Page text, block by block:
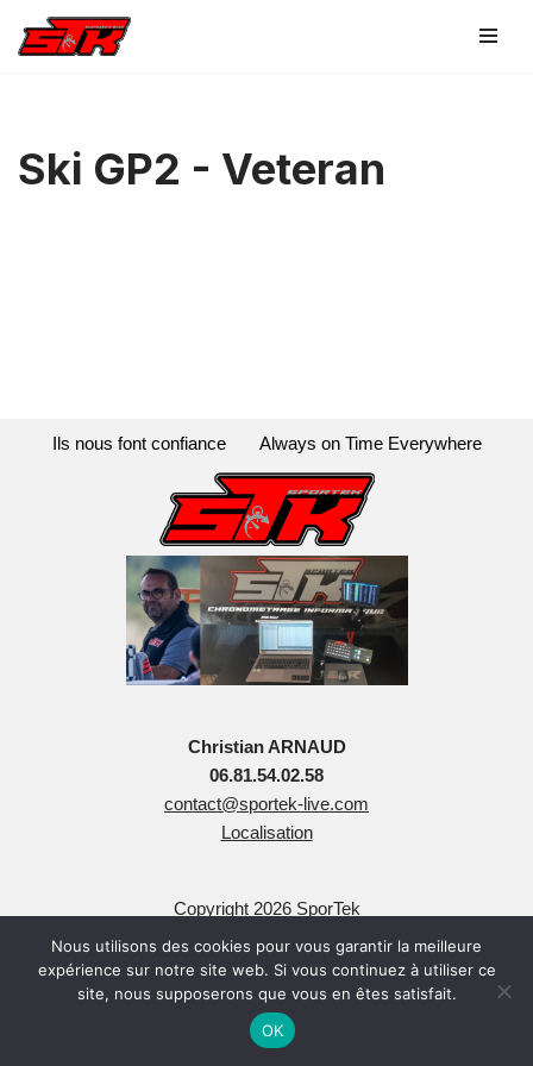
Ski GP2 - Veteran
Ils nous font confiance Always on Time Everywhere
Christian ARNAUD
06.81.54.02.58
contact@sportek-live.com
Localisation
Copyright 2026 SporTek
Tous Droits Réservés
| Propulsé par
Nous utilisons des cookies pour vous garantir la meilleure
expérience sur notre site web. Si vous continuez à utiliser ce
site, nous supposerons que vous en êtes satisfait.
OK